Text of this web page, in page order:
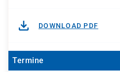
DOWNLOAD PDF
Termine